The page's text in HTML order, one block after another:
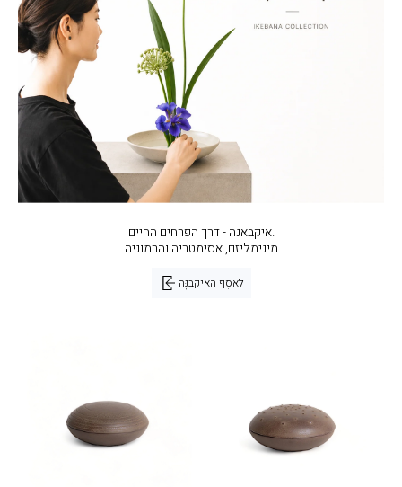
איקבאנה - דרך הפרחים החיים.
מינימליזם, אסימטריה והרמוניה
לאֹסֶף הַאִיקֵבַנָּה